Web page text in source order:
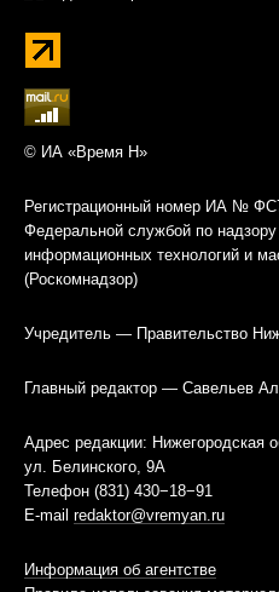
© ИА «Время Н»
Регистрационный номер ИА №
Федеральной службой по
информационных технологий и
(Роскомнадзор)
Учредитель — Правительство
Главный редактор — Савельев
Адрес редакции: Нижегородская
ул. Белинского, 9А
Телефон (831) 430−18−91
E-mail redaktor@vremyan.ru
Информация об агентстве